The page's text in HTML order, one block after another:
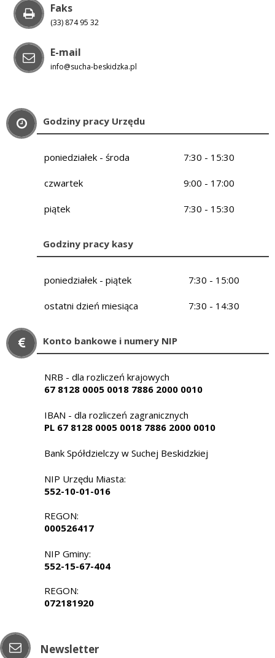
Faks
(33) 874 95 32
E-mail
info@sucha-beskidzka.pl
Godziny pracy Urzędu
poniedziałek - środa 7:30 - 15:30
czwartek 9:00 - 17:00
piątek 7:30 - 15:30
Godziny pracy kasy
poniedziałek - piątek 7:30 - 15:00
ostatni dzień miesiąca 7:30 - 14:30
Konto bankowe i numery NIP
NRB - dla rozliczeń krajowych
67 8128 0005 0018 7886 2000 0010
IBAN - dla rozliczeń zagranicznych
PL 67 8128 0005 0018 7886 2000 0010
Bank Spółdzielczy w Suchej Beskidzkiej
NIP Urzędu Miasta:
552-10-01-016
REGON:
000526417
NIP Gminy:
552-15-67-404
REGON:
072181920
Newsletter